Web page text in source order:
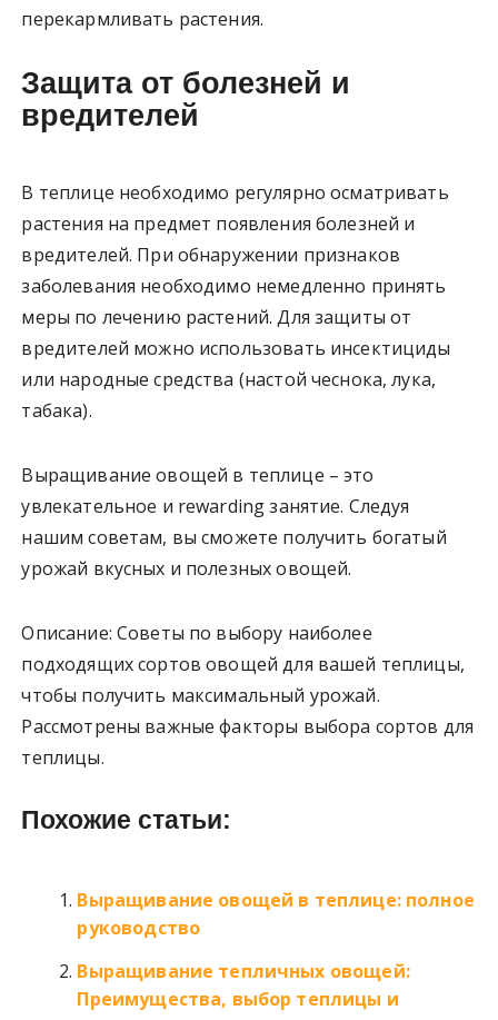
перекармливать растения.
Защита от болезней и
вредителей
В теплице необходимо регулярно осматривать
растения на предмет появления болезней и
вредителей. При обнаружении признаков
заболевания необходимо немедленно принять
меры по лечению растений. Для защиты от
вредителей можно использовать инсектициды
или народные средства (настой чеснока, лука,
табака).
Выращивание овощей в теплице – это
увлекательное и rewarding занятие. Следуя
нашим советам, вы сможете получить богатый
урожай вкусных и полезных овощей.
Описание: Советы по выбору наиболее
подходящих сортов овощей для вашей теплицы,
чтобы получить максимальный урожай.
Рассмотрены важные факторы выбора сортов для
теплицы.
Похожие статьи:
Выращивание овощей в теплице: полное
руководство
Выращивание тепличных овощей:
Преимущества, выбор теплицы и